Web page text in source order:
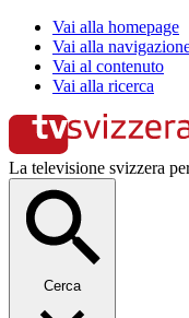
Vai alla homepage
Vai alla
Vai al contenuto
Vai alla ricerca
La televisione svizzera
Cerca